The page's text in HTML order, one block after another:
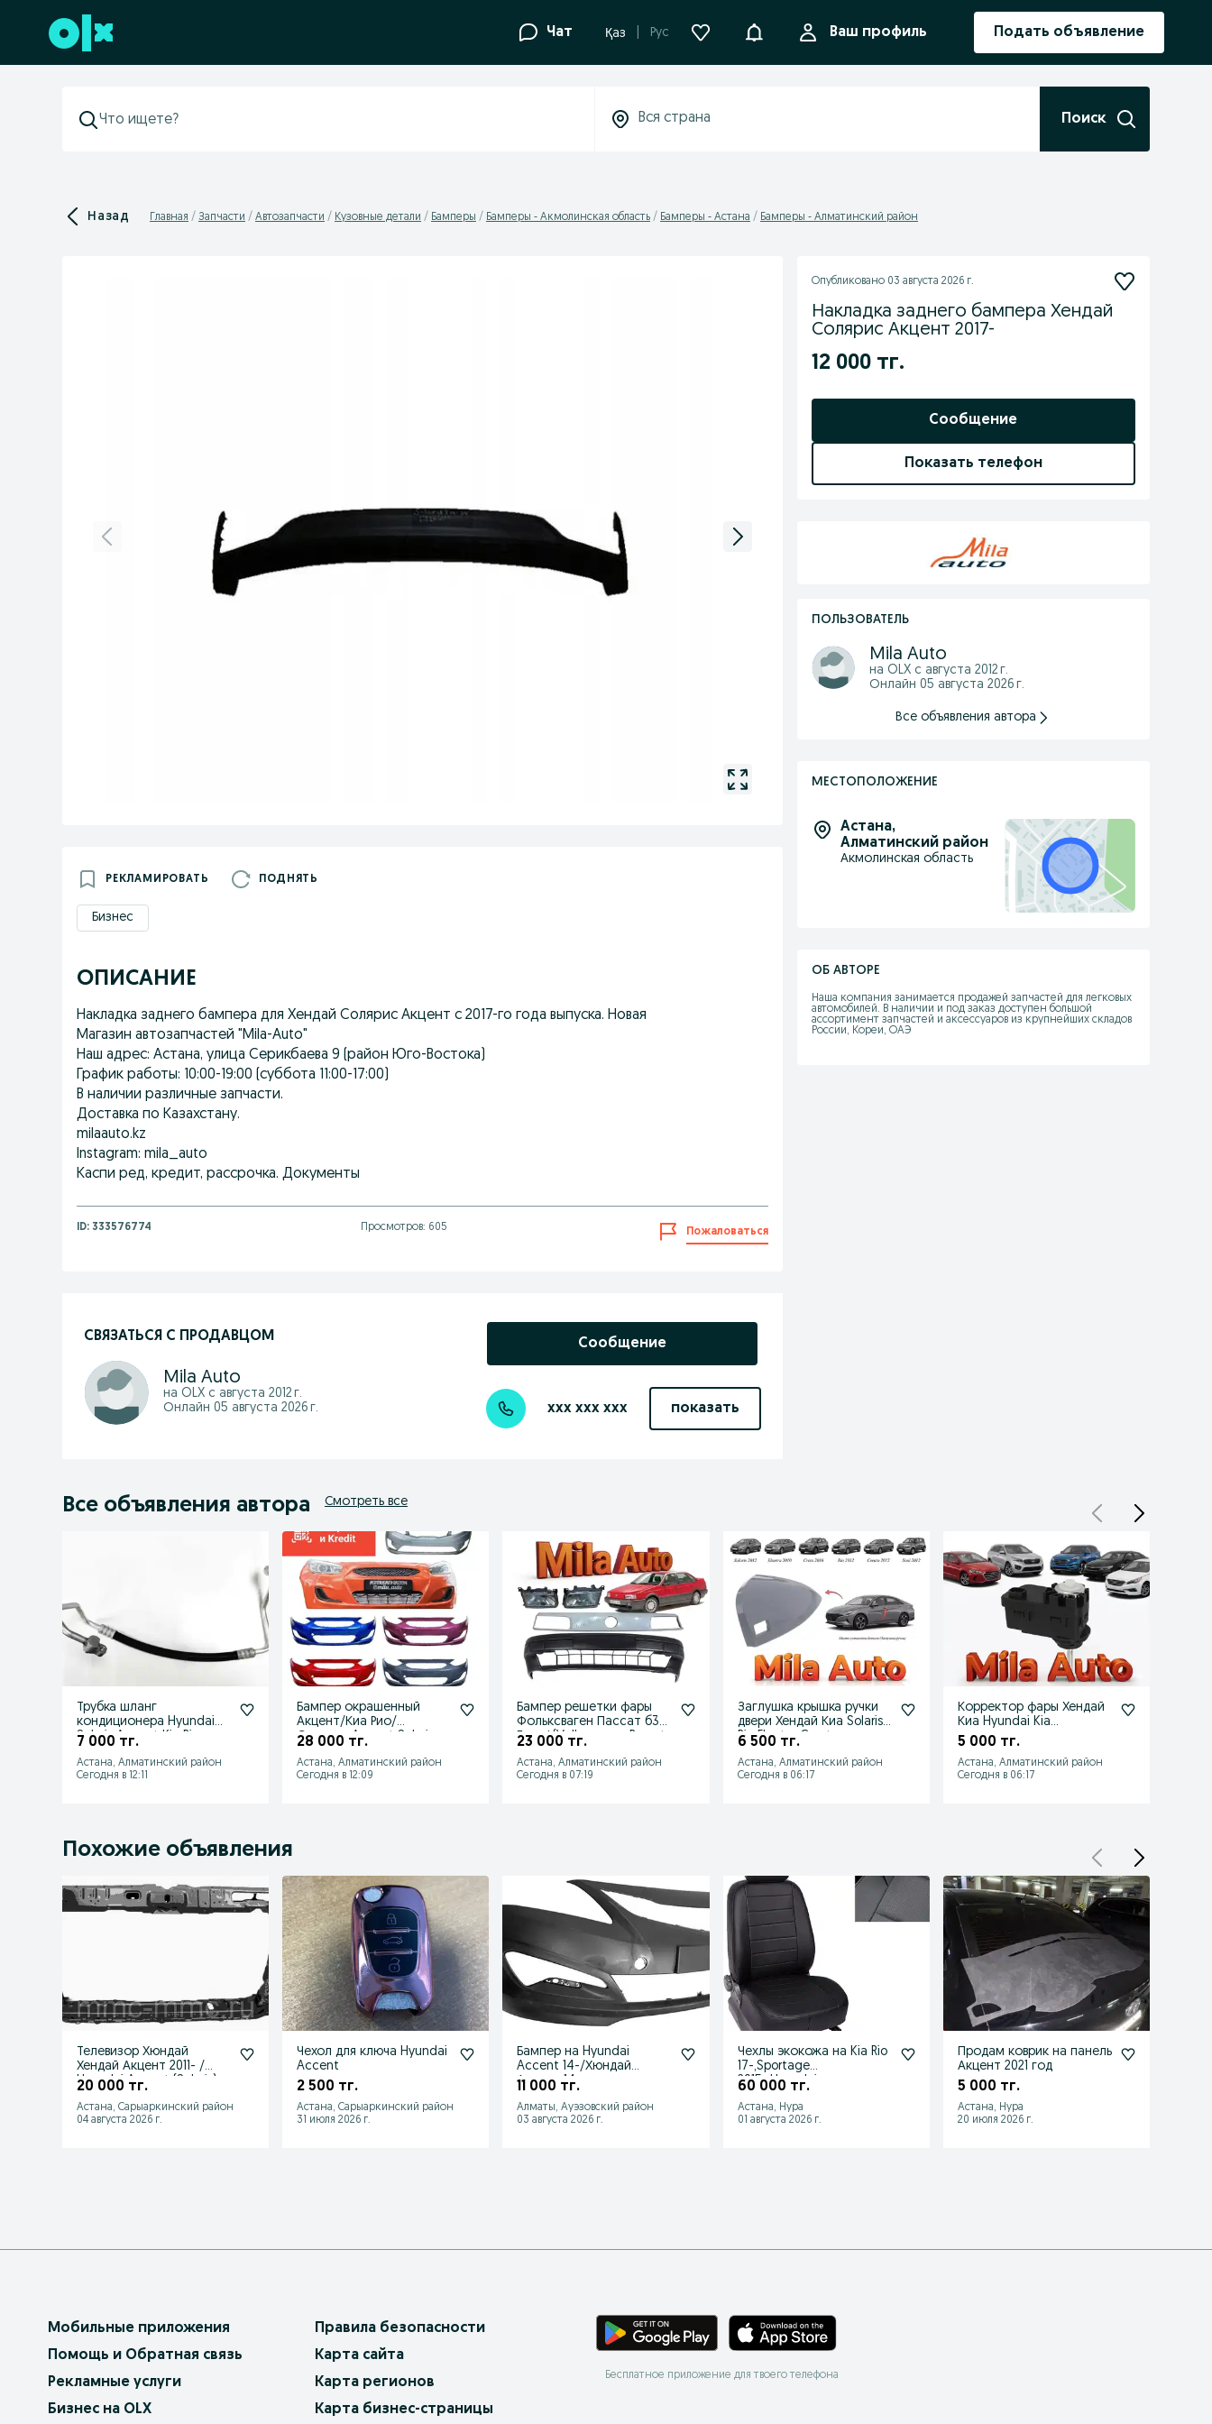
Перейти к нижнему колонтитулу Чат Қаз Рус УведомленияВаш профиль Подать объявление
Поиск
Назад Главная Запчасти Автозапчасти Кузовные детали Бамперы Бамперы - Акмолинская область Бамперы - Астана Бамперы - Алматинский район
РЕКЛАМИРОВАТЬ ПОДНЯТЬ
Бизнес
ОПИСАНИЕ
Накладка заднего бампера для Хендай Солярис Акцент с 2017-го года выпуска. Новая
Магазин автозапчастей "Mila-Auto"
Наш адрес: Астана, улица Серикбаева 9 (район Юго-Востока)
График работы: 10:00-19:00 (суббота 11:00-17:00)
В наличии различные запчасти.
Доставка по Казахстану.
milaauto.kz
Instagram: mila_auto
Каспи ред, кредит, рассрочка. Документы
ID: 333576774 Просмотров: 605 Пожаловаться
СВЯЗАТЬСЯ С ПРОДАВЦОМ
Mila Auto
на OLX с августа 2012 г.
Онлайн 05 августа 2026 г.
Сообщение
xxx xxx xxx показать
Опубликовано 03 августа 2026 г.
Накладка заднего бампера Хендай
Солярис Акцент 2017-
12 000 тг.
Сообщение
Показать телефон
ПОЛЬЗОВАТЕЛЬ
Mila Auto
на OLX с августа 2012 г.
Онлайн 05 августа 2026 г.
Все объявления автора
МЕСТОПОЛОЖЕНИЕ
Астана,
Алматинский район
Акмолинская область
ОБ АВТОРЕ
Наша компания занимается продажей запчастей для легковых
автомобилей. В наличии и под заказ доступен большой
ассортимент запчастей и аксессуаров из крупнейших складов
России, Кореи, ОАЭ
Все объявления автора Смотреть все
Трубка шланг
кондиционера Hyundai
Solaris Accent Kia Rio
7 000 тг.
Астана, Алматинский район
Сегодня в 12:11
Бампер окрашенный
Акцент/Киа Рио/
Солярис Accent Solaris
28 000 тг.
Астана, Алматинский район
Сегодня в 12:09
Бампер решетки фары
Фольксваген Пассат б3
Гольф(Volkswagen Passat
23 000 тг.
Астана, Алматинский район
Сегодня в 07:19
Заглушка крышка ручки
двери Хендай Киа Solaris
Rio Elantra Cerato
6 500 тг.
Астана, Алматинский район
Сегодня в 06:17
Корректор фары Хендай
Киа Hyundai Kia
моторчик привод
5 000 тг.
Астана, Алматинский район
Сегодня в 06:17
Похожие объявления
Телевизор Хюндай
Хендай Акцент 2011- /
Hyundai Accent (Solaris)
20 000 тг.
Астана, Сарыаркинский район
04 августа 2026 г.
Чехол для ключа Hyundai
Accent
2 500 тг.
Астана, Сарыаркинский район
31 июля 2026 г.
Бампер на Hyundai
Accent 14-/Хюндай
Акцент 14-
11 000 тг.
Алматы, Ауэзовский район
03 августа 2026 г.
Чехлы экокожа на Kia Rio
17-,Sportage
2015-,Hyundai
60 000 тг.
Астана, Нура
01 августа 2026 г.
Продам коврик на панель
Акцент 2021 год
5 000 тг.
Астана, Нура
20 июля 2026 г.
Мобильные приложения
Помощь и Обратная связь
Рекламные услуги
Бизнес на OLX
Правила безопасности
Карта сайта
Карта регионов
Карта бизнес-страницы
Бесплатное приложение для твоего телефона